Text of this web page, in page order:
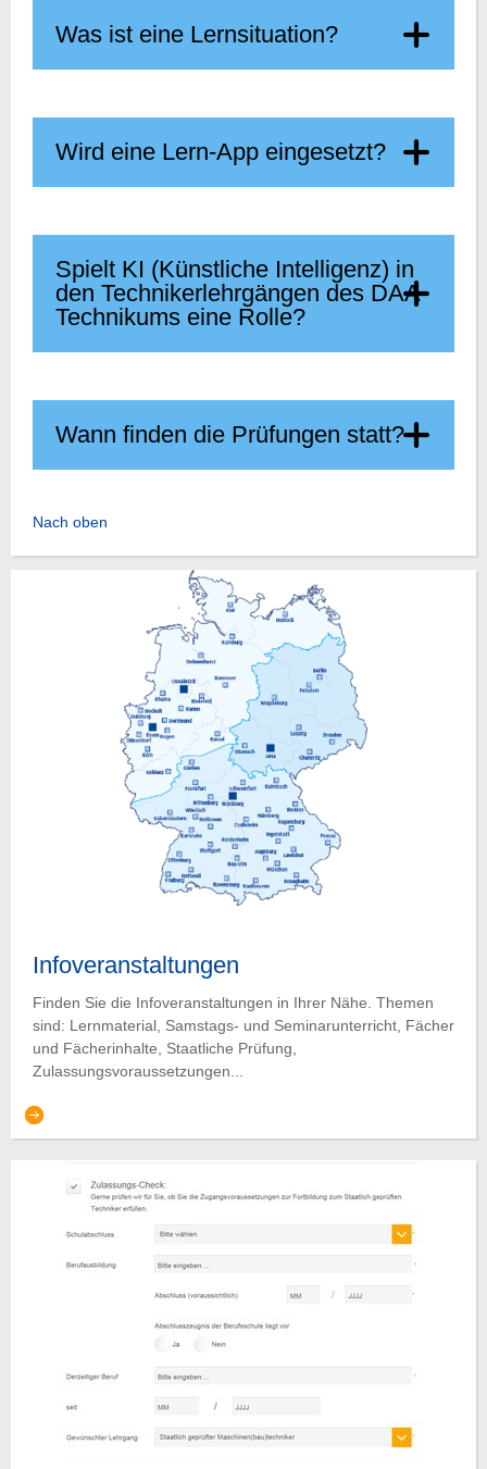
Was ist eine Lernsituation?
Wird eine Lern-App eingesetzt?
Spielt KI (Künstliche Intelligenz) in
den Technikerlehrgängen des DAA-
Technikums eine Rolle?
Wann finden die Prüfungen statt?
Nach oben
Infoveranstaltungen
Finden Sie die Infoveranstaltungen in Ihrer Nähe. Themen
sind: Lernmaterial, Samstags- und Seminarunterricht, Fächer
und Fächerinhalte, Staatliche Prüfung,
Zulassungsvoraussetzungen...